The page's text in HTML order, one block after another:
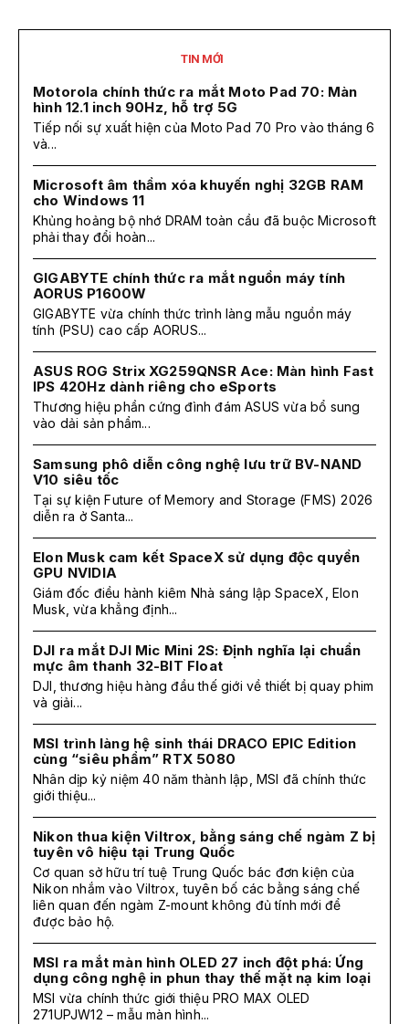
TIN MỚI
Motorola chính thức ra mắt Moto Pad 70: Màn
hình 12.1 inch 90Hz, hỗ trợ 5G
Tiếp nối sự xuất hiện của Moto Pad 70 Pro vào tháng 6
và...
Microsoft âm thầm xóa khuyến nghị 32GB RAM
cho Windows 11
Khủng hoảng bộ nhớ DRAM toàn cầu đã buộc Microsoft
phải thay đổi hoàn...
GIGABYTE chính thức ra mắt nguồn máy tính
AORUS P1600W
GIGABYTE vừa chính thức trình làng mẫu nguồn máy
tính (PSU) cao cấp AORUS...
ASUS ROG Strix XG259QNSR Ace: Màn hình Fast
IPS 420Hz dành riêng cho eSports
Thương hiệu phần cứng đình đám ASUS vừa bổ sung
vào dải sản phẩm...
Samsung phô diễn công nghệ lưu trữ BV-NAND
V10 siêu tốc
Tại sự kiện Future of Memory and Storage (FMS) 2026
diễn ra ở Santa...
Elon Musk cam kết SpaceX sử dụng độc quyền
GPU NVIDIA
Giám đốc điều hành kiêm Nhà sáng lập SpaceX, Elon
Musk, vừa khẳng định...
DJI ra mắt DJI Mic Mini 2S: Định nghĩa lại chuẩn
mực âm thanh 32-BIT Float
DJI, thương hiệu hàng đầu thế giới về thiết bị quay phim
và giải...
MSI trình làng hệ sinh thái DRACO EPIC Edition
cùng “siêu phẩm” RTX 5080
Nhân dịp kỷ niệm 40 năm thành lập, MSI đã chính thức
giới thiệu...
Nikon thua kiện Viltrox, bằng sáng chế ngàm Z bị
tuyên vô hiệu tại Trung Quốc
Cơ quan sở hữu trí tuệ Trung Quốc bác đơn kiện của
Nikon nhắm vào Viltrox, tuyên bố các bằng sáng chế
liên quan đến ngàm Z-mount không đủ tính mới để
được bảo hộ.
MSI ra mắt màn hình OLED 27 inch đột phá: Ứng
dụng công nghệ in phun thay thế mặt nạ kim loại
MSI vừa chính thức giới thiệu PRO MAX OLED
271UPJW12 – mẫu màn hình...